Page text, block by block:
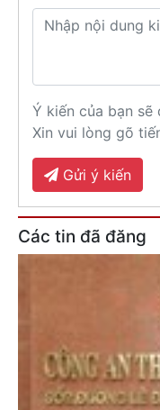
Ý kiến của bạn
Xin vui lòng gõ
Gửi ý kiến
Các tin đã đăng